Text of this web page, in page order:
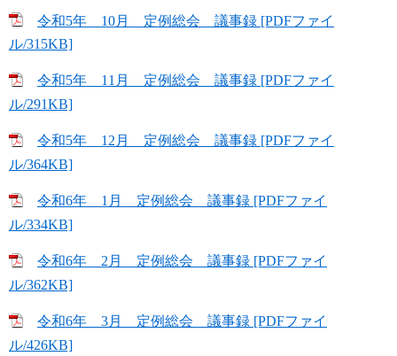
令和5年 10月 定例総会 議事録 [PDFファイ
ル/315KB]
令和5年 11月 定例総会 議事録 [PDFファイ
ル/291KB]
令和5年 12月 定例総会 議事録 [PDFファイ
ル/364KB]
令和6年 1月 定例総会 議事録 [PDFファイ
ル/334KB]
令和6年 2月 定例総会 議事録 [PDFファイ
ル/362KB]
令和6年 3月 定例総会 議事録 [PDFファイ
ル/426KB]